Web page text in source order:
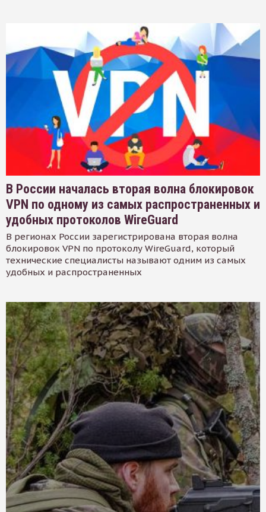
В России началась вторая волна блокировок
VPN по одному из самых распространенных и
удобных протоколов WireGuard
В регионах России зарегистрирована вторая волна
блокировок VPN по протоколу WireGuard, который
технические специалисты называют одним из самых
удобных и распространенных